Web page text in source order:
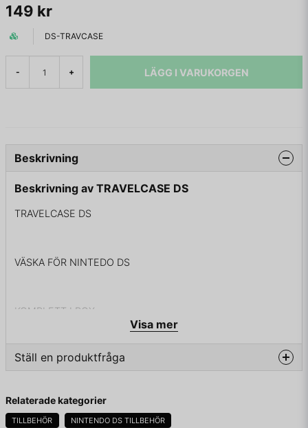
149 kr
DS-TRAVCASE
- + LÄGG I VARUKORGEN
Beskrivning
Beskrivning av TRAVELCASE DS
TRAVELCASE DS
VÄSKA FÖR NINTEDO DS
KOMPLETT I BOX
Visa mer
Ställ en produktfråga
Fråga oss något om denna produkten...
Relaterade kategorier
TILLBEHÖR NINTENDO DS TILLBEHÖR